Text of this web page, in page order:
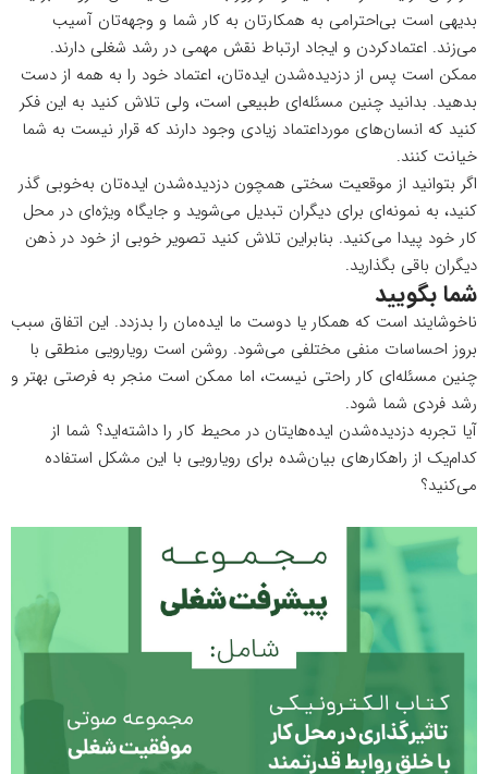
بدیهی است بی‌احترامی به همکارتان به کار شما و وجهه‌تان آسیب
می‌زند. اعتمادکردن و ایجاد ارتباط نقش مهمی در رشد شغلی دارند.
ممکن است پس از دزدیده‌شدن ایده‌تان، اعتماد خود را به همه از دست
بدهید. بدانید چنین مسئله‌ای طبیعی است، ولی تلاش کنید به این فکر
کنید که انسان‌های مورداعتماد زیادی وجود دارند که قرار نیست به شما
خیانت کنند.
اگر بتوانید از موقعیت سختی همچون دزدیده‌شدن ایده‌تان به‌خوبی گذر
کنید، به نمونه‌ای برای دیگران تبدیل می‌شوید و جایگاه ویژه‌ای در محل
کار خود پیدا می‌کنید. بنابراین تلاش کنید تصویر خوبی از خود در ذهن
دیگران باقی بگذارید.
شما بگویید
ناخوشایند است که همکار یا دوست ما ایده‌مان را بدزدد. این اتفاق سبب
بروز احساسات منفی مختلفی می‌شود. روشن است رویارویی منطقی با
چنین مسئله‌ای کار راحتی نیست، اما ممکن است منجر به فرصتی بهتر و
رشد فردی شما شود.
آیا تجربه دزدیده‌شدن ایده‌هایتان در محیط کار را داشته‌اید؟ شما از
کدام‌یک از راهکارهای بیان‌شده برای رویارویی با این مشکل استفاده
می‌کنید؟